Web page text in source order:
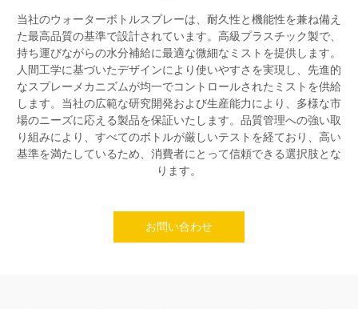
当社のウォーターボトルスプレーは、耐久性と機能性を兼ね備え
た最高品質の基準で設計されています。高級プラスチック製で、
持ち運びながらの水分補給に最適な微細なミストを提供します。
人間工学に基づいたデザインにより使いやすさを実現し、先進的
なスプレーメカニズムが均一でコントロールされたミストを供給
します。当社の広範な研究開発および生産能力により、多様な市
場のニーズに応える製品を保証いたします。品質管理への強い取
り組みにより、すべてのボトルが厳しいテストを経ており、高い
基準を満たしているため、消費者にとって信頼できる選択肢とな
ります。
お問い合わせ